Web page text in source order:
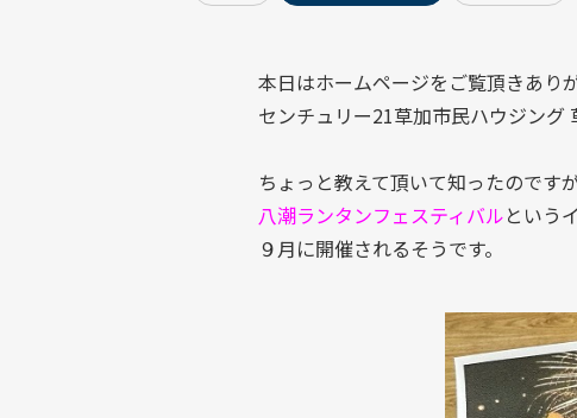
本日はホームページをご覧頂きあり
センチュリー21草加市民ハウジング
ちょっと教えて頂いて知ったのですが
八潮ランタンフェスティバルという
９月に開催されるそうです。